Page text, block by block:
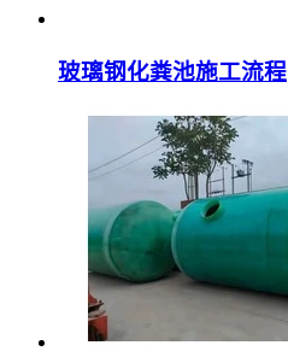
玻璃钢化粪池施工流程